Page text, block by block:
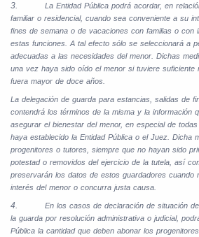
3.
La Entidad Pública podrá acordar, en
familiar o residencial, cuando sea conveniente a su
fines de semana o de vacaciones con familias o con
estas funciones. A tal efecto sólo se seleccionará a
adecuadas a las necesidades del menor. Dichas
una vez haya sido oído el menor si tuviere suficiente
fuera mayor de doce años.
La delegación de guarda para estancias, salidas de
contendrá los términos de la misma y la información
asegurar el bienestar del menor, en especial de
haya establecido la Entidad Pública o el Juez. Dicha
progenitores o tutores, siempre que no hayan sido
potestad o removidos del ejercicio de la tutela, así
preservarán los datos de estos guardadores cuando
interés del menor o concurra justa causa.
4.
En los casos de declaración de situación
la guarda por resolución administrativa o judicial,
Pública la cantidad que deben abonar los